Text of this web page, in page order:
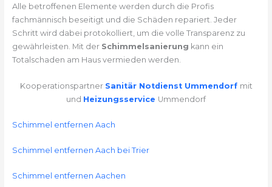
Alle betroffenen Elemente werden durch die Profis
fachmännisch beseitigt und die Schäden repariert. Jeder
Schritt wird dabei protokolliert, um die volle Transparenz zu
gewährleisten. Mit der Schimmelsanierung kann ein
Totalschaden am Haus vermieden werden.
Kooperationspartner Sanitär Notdienst Ummendorf mit
und Heizungsservice Ummendorf
Schimmel entfernen Aach
Schimmel entfernen Aach bei Trier
Schimmel entfernen Aachen